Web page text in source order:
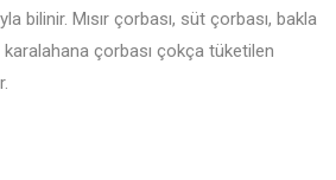
bilinir. Mısır çorbası, süt çorbası, bakla
karalahana çorbası çokça tüketilen